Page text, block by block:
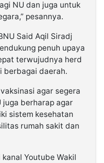
NU dan juga untuk
pesannya.
Said Aqil Siradj
penuh upaya
terwujudnya herd
berbagai daerah.
agar segera
berharap agar
sistem kesehatan
rumah sakit dan
Youtube Wakil